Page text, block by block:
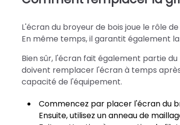
L'écran du broyeur de bois joue le rôle
En même temps, il garantit également
Bien sûr, l'écran fait également partie
doivent remplacer l'écran à temps
capacité de l'équipement.
Commencez par placer l'écran du
Ensuite, utilisez un anneau de